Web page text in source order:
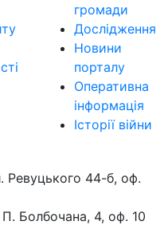
громади
Дослідження
Новини
порталу
Оперативна
інформація
Історії війни
Ревуцького 44-б, оф.
П. Болбочана, 4, оф. 10